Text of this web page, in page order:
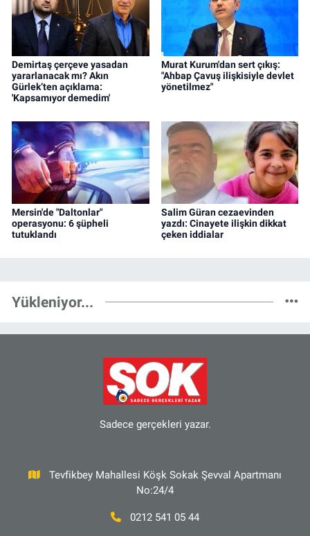
Demirtaş çerçeve yasadan
yararlanacak mı? Akın
Gürlek’ten açıklama:
'Kapsamıyor demedim'
Murat Kurum'dan sert çıkış:
"Ahbap Çavuş ilişkisiyle devlet
yönetilmez"
Mersin'de "Daltonlar"
operasyonu: 6 şüpheli
tutuklandı
Salim Güran cezaevinden
yazdı: Cinayete ilişkin dikkat
çeken iddialar
Yükleniyor...
Sadece gerçekleri yazar.
Tevfikbey Mahallesi Köşk Sokak Şevval Apartmanı
No:24/4
0212 541 05 44